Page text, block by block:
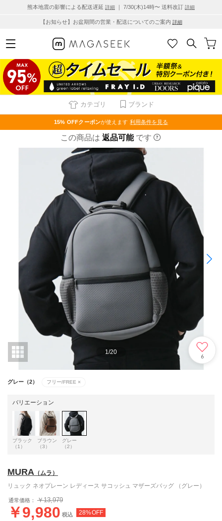
熊本地震の影響による配送遅延 詳細 ｜ 7/30(木)14時〜 送料改訂 詳細
【お知らせ】お盆期間の営業・配送についてのご案内 詳細
カテゴリ ブランド
15% OFFクーポンが使えます 利用条件を見る
この商品は 返品可能 です
1 /20
6
グレー（2） フリー/FREE ×
バリエーション
ブラック
（1）
ブラウン
（3）
グレー
（2）
MURA （ムラ）
リュック ネオプレーン レディース サコッシュ マザーズバッグ （グレー）
通常価格： ￥13,979
￥9,980 税込 28%OFF